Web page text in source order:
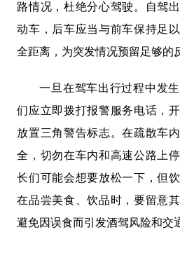
路情况，杜绝分心驾驶。自驾
动车，后车应当与前车保持足
全距离，为突发情况预留足够的
一旦在驾车出行过程中发
们应立即拨打报警服务电话，
放置三角警告标志。在疏散车
全，切勿在车内和高速公路上
长们可能会想要放松一下，但
在品尝美食、饮品时，要留意
避免因误食而引发酒驾风险和交